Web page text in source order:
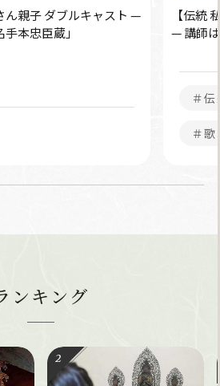
ん親子 ダブルキャスト —
本忠臣蔵」
【伝統
— 講師
＃
＃
ンキング